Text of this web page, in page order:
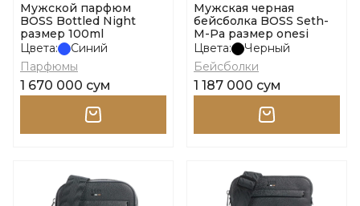
Мужской парфюм
BOSS Bottled Night
размер 100ml
Цвета:
Синий
Парфюмы
1 670 000 сум
Мужская черная
бейсболка BOSS Seth-
M-Pa размер onesi
Цвета:
Черный
Бейсболки
1 187 000 сум